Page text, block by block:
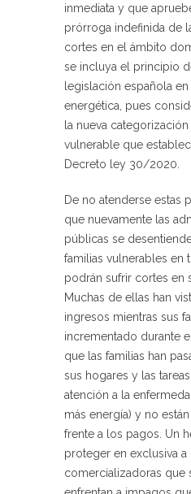
inmediata y que
prórroga indefinida de
cortes en el ámbito
se incluya el principio
legislación española
energética, pues
la nueva
vulnerable que
Decreto ley 30/2020.
De no atenderse estas
que nuevamente las
públicas se
familias vulnerables en
podrán sufrir cortes en
Muchas de ellas han
ingresos mientras sus
incrementado durante
que las familias han
sus hogares y las
atención a la
más energía) y no
frente a los pagos. Un
proteger en exclusiva a
comercializadoras que